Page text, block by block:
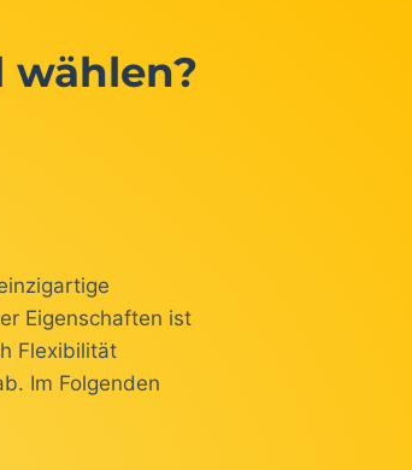
wählen?
Eigenschaften ist
Flexibilität
Im Folgenden